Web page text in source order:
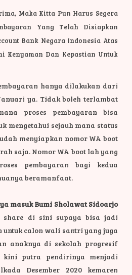
Maka Kitta Pun Harus Segera
Yang Telah Disiapkan
Bank Negara Indonesia Atas
Kenyaman Dan Kepastian Untuk
hanya dilakukan dari
ya. Tidak boleh terlambat
proses pembayaran bisa
mengetahui sejauh mana status
menyiapkan nomor WA boot
saja. Nomor WA boot lah yang
pembayaran bagi kedua
beramanfaat.
masuk Bumi Sholawat Sidoarjo
share di sini supaya bisa jadi
calon wali santri yang juga
anaknya di sekolah progresif
kini putra pendirinya menjadi
Desember 2020 kemaren